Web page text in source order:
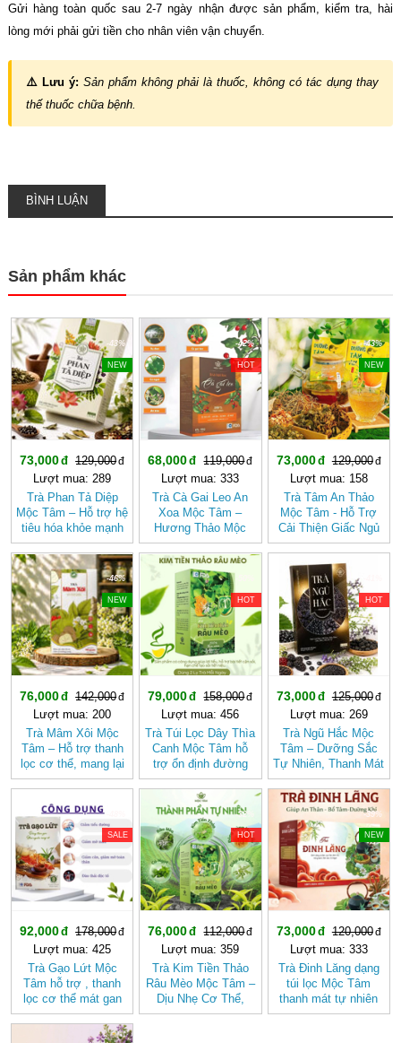
Gửi hàng toàn quốc sau 2-7 ngày nhận được sản phẩm, kiểm tra, hài
lòng mới phải gửi tiền cho nhân viên vận chuyển.
⚠️ Lưu ý: Sản phẩm không phải là thuốc, không có tác dụng thay
thế thuốc chữa bệnh.
BÌNH LUẬN
Sản phẩm khác
-43%
NEW
73,000
129,000
Lượt mua: 289
Trà Phan Tả Diệp
Mộc Tâm – Hỗ trợ hệ
tiêu hóa khỏe mạnh
-42%
HOT
68,000
119,000
Lượt mua: 333
Trà Cà Gai Leo An
Xoa Mộc Tâm –
Hương Thảo Mộc
Cho Ngày Thư Thái
-43%
NEW
73,000
129,000
Lượt mua: 158
Trà Tâm An Thảo
Mộc Tâm - Hỗ Trợ
Cải Thiện Giấc Ngủ
-46%
NEW
76,000
142,000
Lượt mua: 200
Trà Mâm Xôi Mộc
Tâm – Hỗ trợ thanh
lọc cơ thể, mang lại
cảm giác nhẹ nhàng
HOT
79,000
158,000
Lượt mua: 456
Trà Túi Lọc Dây Thìa
Canh Mộc Tâm hỗ
trợ ổn định đường
huyết
HOT
73,000
125,000
Lượt mua: 269
Trà Ngũ Hắc Mộc
Tâm – Dưỡng Sắc
Tự Nhiên, Thanh Mát
Dịu Nhẹ (hộp 20 túi
lọc)
SALE
92,000
178,000
Lượt mua: 425
Trà Gạo Lứt Mộc
Tâm hỗ trợ , thanh
lọc cơ thể mát gan
-32%
HOT
76,000
112,000
Lượt mua: 359
Trà Kim Tiền Thảo
Râu Mèo Mộc Tâm –
Dịu Nhẹ Cơ Thể,
Thanh Mát Mỗi Ngày
-39%
NEW
73,000
120,000
Lượt mua: 333
Trà Đinh Lăng dạng
túi lọc Mộc Tâm
thanh mát tự nhiên